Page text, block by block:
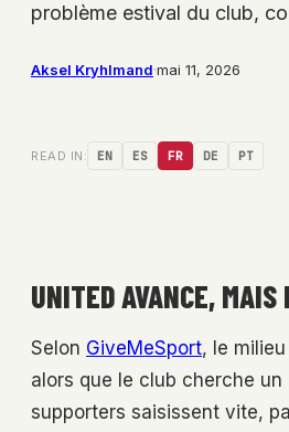
problème estival du club,
Aksel Kryhlmand·mai 11, 2026
READ IN: EN ES FR DE PT
UNITED AVANCE, MAIS
Selon GiveMeSport, le
alors que le club cherche un
supporters saisissent vite,